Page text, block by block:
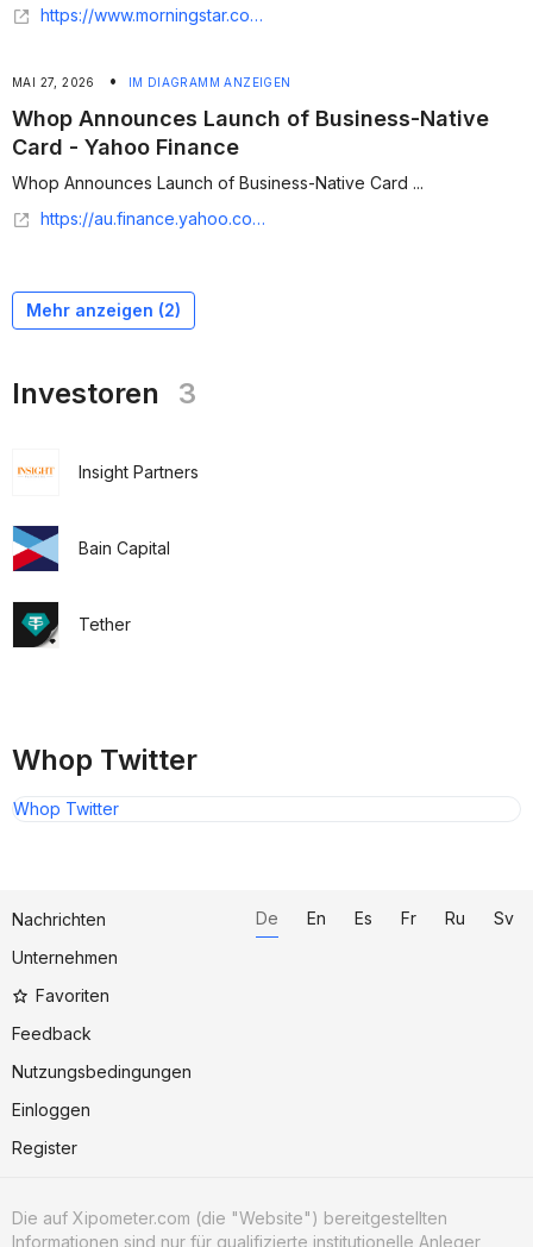
https://www.morningstar.com/news/business-wire/20260527058657/whop-announces-launch-of-business-native-card
MAI 27, 2026 • IM DIAGRAMM ANZEIGEN
Whop Announces Launch of Business-Native
Card - Yahoo Finance
Whop Announces Launch of Business-Native Card ...
https://au.finance.yahoo.com/news/whop-announces-launch-business-native-160300038.html
Mehr anzeigen (2)
Investoren 3
Insight Partners
Bain Capital
Tether
Whop Twitter
Whop Twitter
Nachrichten
Unternehmen
Favoriten
Feedback
Nutzungsbedingungen
Einloggen
Register
De En Es Fr Ru Sv
Die auf Xipometer.com (die "Website") bereitgestellten
Informationen sind nur für qualifizierte institutionelle Anleger